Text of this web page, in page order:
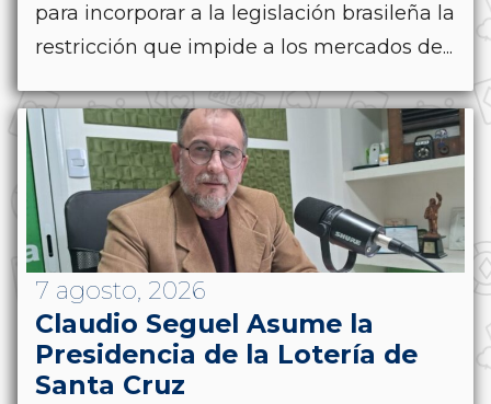
para incorporar a la legislación brasileña la
restricción que impide a los mercados de...
7 agosto, 2026
Claudio Seguel Asume la
Presidencia de la Lotería de
Santa Cruz